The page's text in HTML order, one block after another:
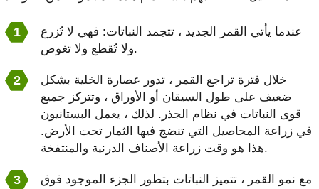
عندما يأتي القمر الجديد ، تتجمد النباتات: فهي لا تُزرع
ولا تُقطع ولا تغوص.
خلال فترة تراجع القمر ، تدور عصارة الخلية بشكل
ضعيف على طول السيقان أو الأوراق ، وتتركز جميع
قوى النباتات في نظام الجذر. لذلك ، يعمل البستانيون
في زراعة المحاصيل التي تنضج فيها الثمار تحت الأرض.
هذا هو وقت زراعة الأصناف الدرنية والمنتفخة.
مع نمو القمر ، تتميز النباتات بتطور الجزء الموجود فوق